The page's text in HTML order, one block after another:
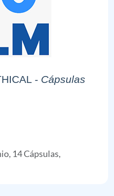
- Cápsulas
14 Cápsulas,